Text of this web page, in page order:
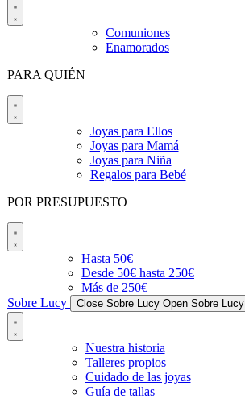
Comuniones
Enamorados
PARA QUIÉN
Joyas para Ellos
Joyas para Mamá
Joyas para Niña
Regalos para Bebé
POR PRESUPUESTO
Hasta 50€
Desde 50€ hasta 250€
Más de 250€
Sobre Lucy
Close Sobre Lucy Open Sobre Lucy
Nuestra historia
Talleres propios
Cuidado de las joyas
Guía de tallas